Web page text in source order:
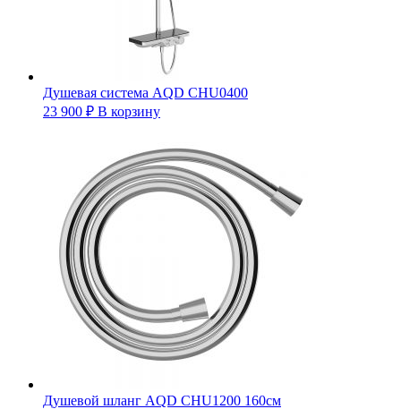
Душевая система AQD CHU0400
23 900 ₽ В корзину
Душевой шланг AQD CHU1200 160см